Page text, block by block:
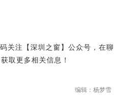
关注【深圳之窗】公众号，在聊
取更多相关信息！
编辑：杨梦雪